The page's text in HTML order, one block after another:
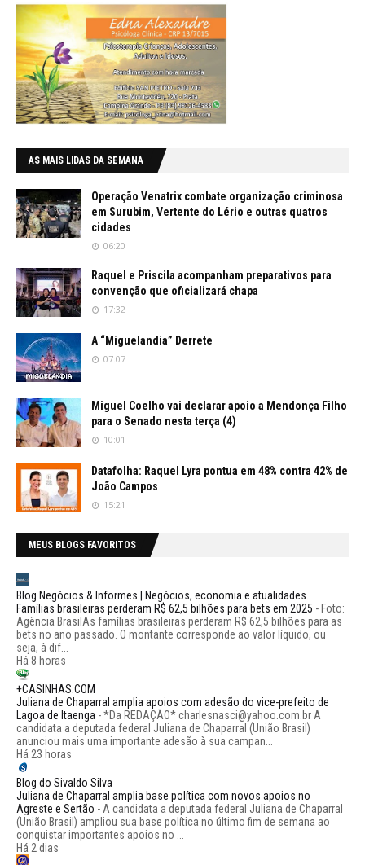
AS MAIS LIDAS DA SEMANA
Operação Venatrix combate organização criminosa
em Surubim, Vertente do Lério e outras quatros
cidades
06:20
Raquel e Priscila acompanham preparativos para
convenção que oficializará chapa
17:32
A “Miguelandia” Derrete
07:07
Miguel Coelho vai declarar apoio a Mendonça Filho
para o Senado nesta terça (4)
10:01
Datafolha: Raquel Lyra pontua em 48% contra 42% de
João Campos
15:21
MEUS BLOGS FAVORITOS
Blog Negócios & Informes | Negócios, economia e atualidades.
Famílias brasileiras perderam R$ 62,5 bilhões para bets em 2025 - Foto:
Agência BrasilAs famílias brasileiras perderam R$ 62,5 bilhões para as
bets no ano passado. O montante corresponde ao valor líquido, ou
seja, à dif...
Há 8 horas
+CASINHAS.COM
Juliana de Chaparral amplia apoios com adesão do vice-prefeito de
Lagoa de Itaenga -*Da REDAÇÃO* charlesnasci@yahoo.com.br A
candidata a deputada federal Juliana de Chaparral (União Brasil)
anunciou mais uma importante adesão à sua campan...
Há 23 horas
Blog do Sivaldo Silva
Juliana de Chaparral amplia base política com novos apoios no
Agreste e Sertão - A candidata a deputada federal Juliana de Chaparral
(União Brasil) ampliou sua base política no último fim de semana ao
conquistar importantes apoios no ...
Há 2 dias